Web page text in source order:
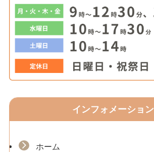
インフォメーション
ホーム